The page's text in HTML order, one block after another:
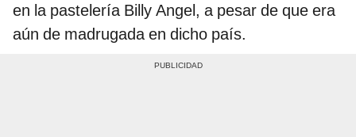
en la pastelería Billy Angel, a pesar de que era
aún de madrugada en dicho país.